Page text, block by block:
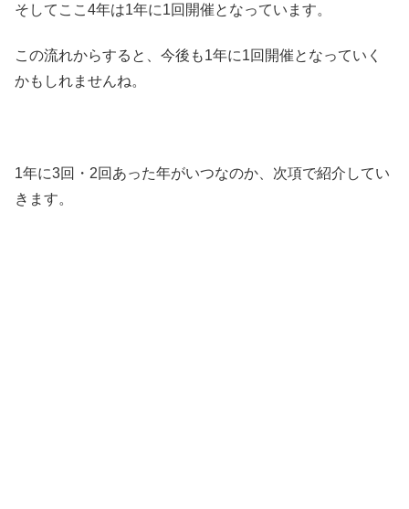
そしてここ4年は1年に1回開催となっています。
この流れからすると、今後も1年に1回開催となっていく
かもしれませんね。
1年に3回・2回あった年がいつなのか、次項で紹介してい
きます。